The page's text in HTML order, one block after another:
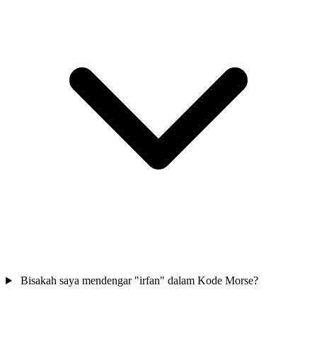
Bisakah saya mendengar "irfan" dalam Kode Morse?